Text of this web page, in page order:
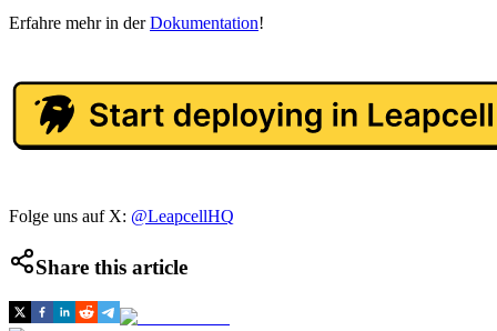
Erfahre mehr in derDokumentation!
Folge uns auf X: @LeapcellHQ
Share this article